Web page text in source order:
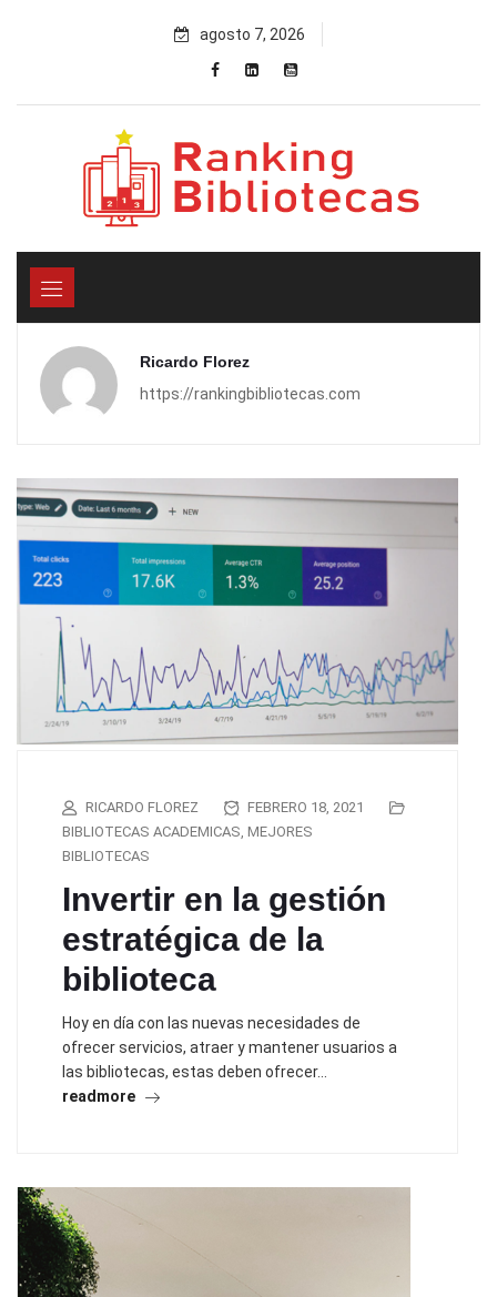
agosto 7, 2026
Ricardo Florez
https://rankingbibliotecas.com
RICARDO FLOREZ
FEBRERO 18, 2021
BIBLIOTECAS ACADEMICAS, MEJORES
BIBLIOTECAS
Invertir en la gestión
estratégica de la
biblioteca
Hoy en día con las nuevas necesidades de
ofrecer servicios, atraer y mantener usuarios a
las bibliotecas, estas deben ofrecer…
readmore